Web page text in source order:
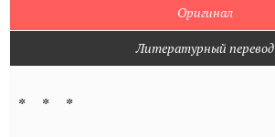
Оригинал
Литературный перевод
* * *